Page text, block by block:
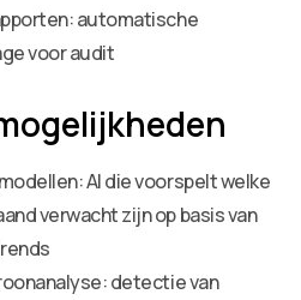
automatische
voor audit
AI die voorspelt welke
verwacht zijn op basis van
detectie van